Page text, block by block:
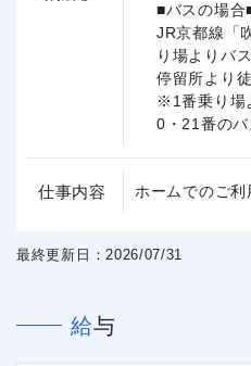
■バスの場合
JR京都線「
り場よりバ
停留所より
※1番乗り場
0・21番のバ
仕事内容 ホームでのご
最終更新日：2026/07/31
給与